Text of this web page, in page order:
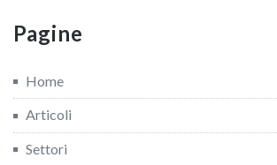
Pagine
Home
Articoli
Settori